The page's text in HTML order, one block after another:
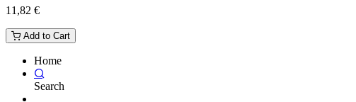
11,82 €
Add to Cart
Home
Search